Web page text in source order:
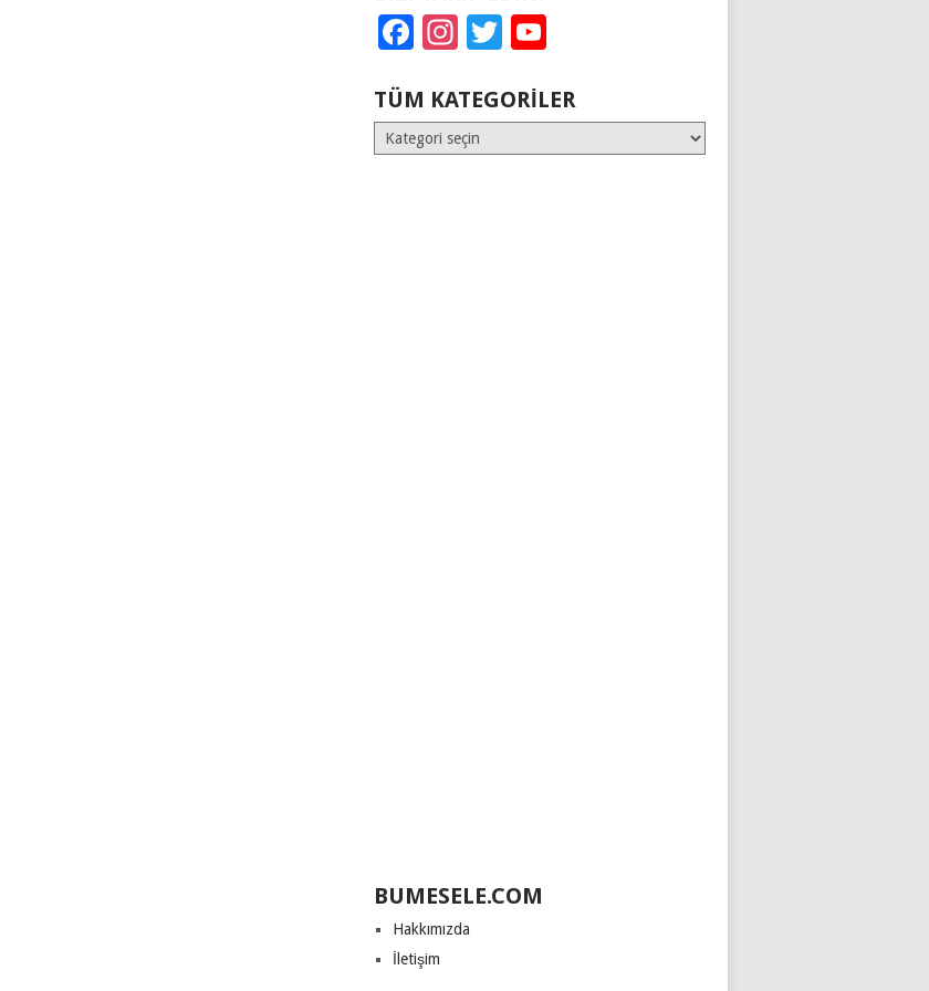
Facebook
Instagram
Twitter
TÜM KATEGORILER
Tüm
Kategoriler
BUMESELE.COM
Hakkımızda
İletişim